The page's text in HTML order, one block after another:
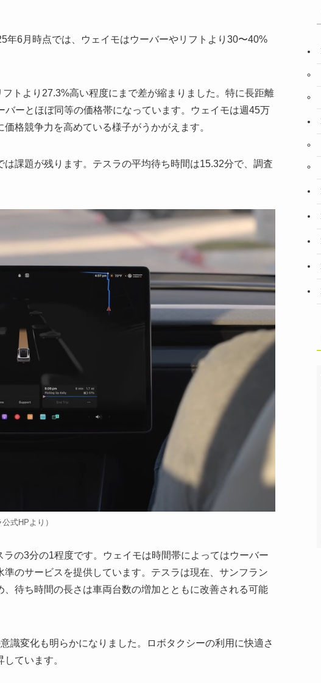
6月時点では、ウェイモはウーバーやリフトより30〜40%
トより27.3%高い程度にまで差が縮まりました。特に長距離
ーとほぼ同等の価格帯になっています。ウェイモは週45万
格競争力を高めている様子がうかがえます。
課題が残ります。テスラの平均待ち時間は15.32分で、調査
式HPより）
の3分の1程度です。ウェイモは時間帯によってはウーバー
のサービスを提供しています。テスラは現在、サンフラン
待ち時間の長さは車両台数の増加とともに改善される可能
変化も明らかになりました。ロボタクシーの利用に快適さ
ています。